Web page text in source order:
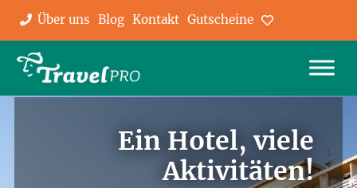
Über uns Blog Kontakt Gutscheine Favoriten
Ein Hotel, viele
Aktivitäten!